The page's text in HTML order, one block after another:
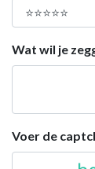
Wat wil je
Voer de